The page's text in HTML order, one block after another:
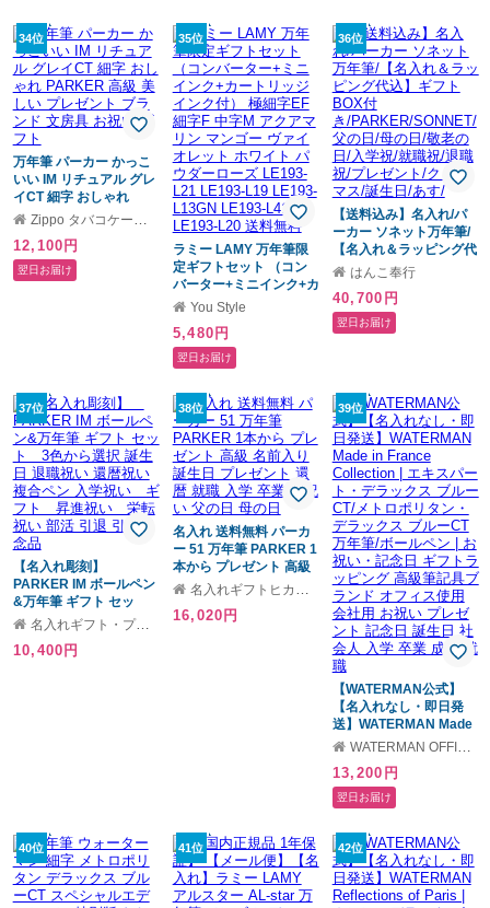
卒業 お祝い クリスマス
フィス使用 会社用 お祝
い ギフトラッピング お
すすめ 高級筆記具ブラ
ンド オフィス使用 会社
用 お祝い 男性向け プレ
ゼント 記念日 誕生日 社
会人 入学 卒業 成人 就職
ッピング おすすめ 高級
筆記具ブランド オフィ
ス使用 会社用 お祝い 男
性向け プレゼント 記念
日 誕生日 社会人 入学 卒
業 成人 就職
34位
万年筆 パーカー かっこ
いい IM リチュアル グレ
イCT 細字 おしゃれ
PARKER 高級 美しい プ
具 お祝い ギフト
Zippo タバコケース 喫煙具のハヤミ
12,100円
翌日お届け
35位
ラミー LAMY 万年筆限
定ギフトセット （コン
バーター+ミニインク+カ
ートリッジインク付）
アクアマリン マンゴー
ヴァイオレット ホワイ
ト パウダーローズ
LE193-L21 LE193-L19
LE193-L13GN LE193-
L41 LE193-L20 送料無
料
You Style
5,480円
翌日お届け
36位
【送料込み】名入れ/パ
ーカー ソネット万年筆/
【名入れ＆ラッピング代
込】ギフトBOX付
の日/母の日/敬老の日/入
学祝/就職祝/退職祝/プレ
ゼント/クリスマス/誕生
はんこ奉行
40,700円
翌日お届け
37位
【名入れ彫刻】
PARKER IM ボールペン
&万年筆 ギフト セッ
ト 3色から選択 誕生日
ペン 入学祝い ギフ
名入れギフト・プレゼント福来館
10,400円
38位
名入れ 送料無料 パーカ
ー 51 万年筆 PARKER 1
本から プレゼント 高級
名前入り 誕生日 プレゼ
お祝い 父の日 母の日
名入れギフトヒカリ屋
16,020円
39位
【WATERMAN公式】
【名入れなし・即日発
送】WATERMAN Made
in France Collection | エ
ブルーCT/メトロポリタ
ン・デラックス ブルー
CT 万年筆/ボールペン |
お祝い・記念日 ギフト
ラッピング 高級筆記具
ブランド オフィス使用
会社用 お祝い プレゼン
ト 記念日 誕生日 社会人
WATERMAN OFFICIAL SHOP
13,200円
翌日お届け
40位 41位 42位